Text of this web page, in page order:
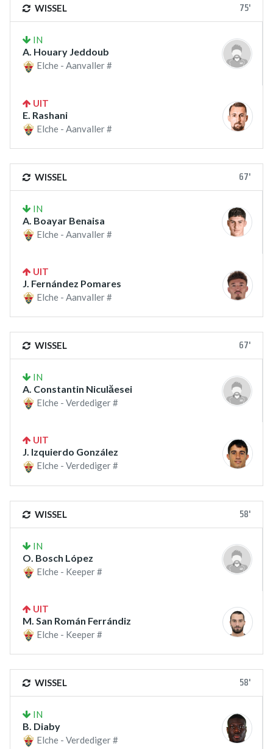
WISSEL 75'
IN
A. Houary Jeddoub
Elche - Aanvaller #
UIT
E. Rashani
Elche - Aanvaller #
WISSEL 67'
IN
A. Boayar Benaisa
Elche - Aanvaller #
UIT
J. Fernández Pomares
Elche - Aanvaller #
WISSEL 67'
IN
A. Constantin Niculăesei
Elche - Verdediger #
UIT
J. Izquierdo González
Elche - Verdediger #
WISSEL 58'
IN
O. Bosch López
Elche - Keeper #
UIT
M. San Román Ferrándiz
Elche - Keeper #
WISSEL 58'
IN
B. Diaby
Elche - Verdediger #